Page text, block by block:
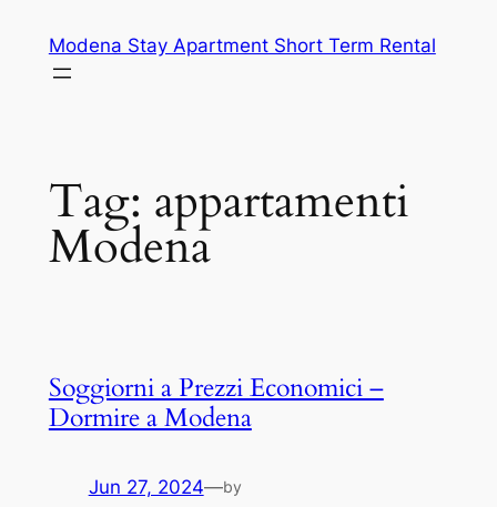
content
Modena Stay Apartment Short Term Rental
Tag: appartamenti
Modena
Soggiorni a Prezzi Economici –
Dormire a Modena
Jun 27, 2024—by